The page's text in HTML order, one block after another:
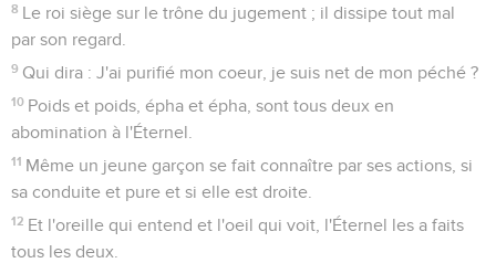
8 Le roi siège sur le trône du jugement ; il dissipe tout mal
par son regard.
9 Qui dira : J'ai purifié mon coeur, je suis net de mon péché ?
10 Poids et poids, épha et épha, sont tous deux en
abomination à l'Éternel.
11 Même un jeune garçon se fait connaître par ses actions, si
sa conduite et pure et si elle est droite.
12 Et l'oreille qui entend et l'oeil qui voit, l'Éternel les a faits
tous les deux.